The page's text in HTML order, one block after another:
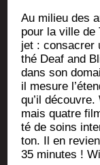
Au milieu des
pour la ville de
jet : consa­crer
thé Deaf and
dans son
il mesure
qu’il
mais quatre
té de soins
ton. Il en
35 minutes !